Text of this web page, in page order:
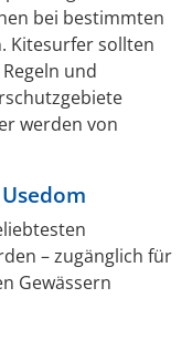
bei bestimmten
Kitesurfer sollten
und
werden von
– zugänglich für
Gewässern